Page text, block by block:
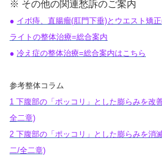
※ その他の関連愁訴のご案内
● イボ痔、直腸瘤(肛門下垂)とウエスト矯
ライトの整体治療=総合案内
● 冷え症の整体治療=総合案内はこちら
参考整体コラム
1 下腹部の「ポッコリ」とした膨らみを改
全二章)
2 下腹部の「ポッコリ」とした膨らみを消
二/全二章)